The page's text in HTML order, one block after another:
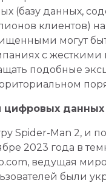
(базу данных,
клиентов) на
могут
с
подобные
цифровых данных
Spider-Man 2, и
2023 года в
ведущая
были